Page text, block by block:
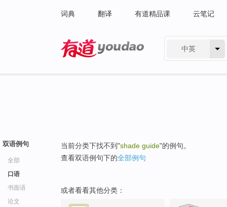
词典 翻译 有道精品课 云笔记
中英
双语例句
全部
口语
书面语
论文
当前分类下找不到"shade guide"的例句。
查看双语例句下的全部例句
或者看看其他分类：